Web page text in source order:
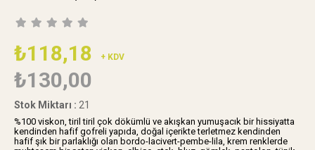
₺118,18 + KDV
₺130,00
Stok Miktarı : 21
%100 viskon, tiril tiril çok dökümlü ve akışkan yumuşacık bir hissiyatta
kendinden hafif gofreli yapıda, doğal içerikte terletmez kendinden
hafif şık bir parlaklığı olan bordo-lacivert-pembe-lila, krem renklerde